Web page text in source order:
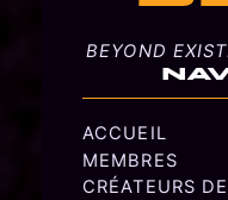
BEYOND
ACCUEIL
MEMBRES
CRÉATEURS